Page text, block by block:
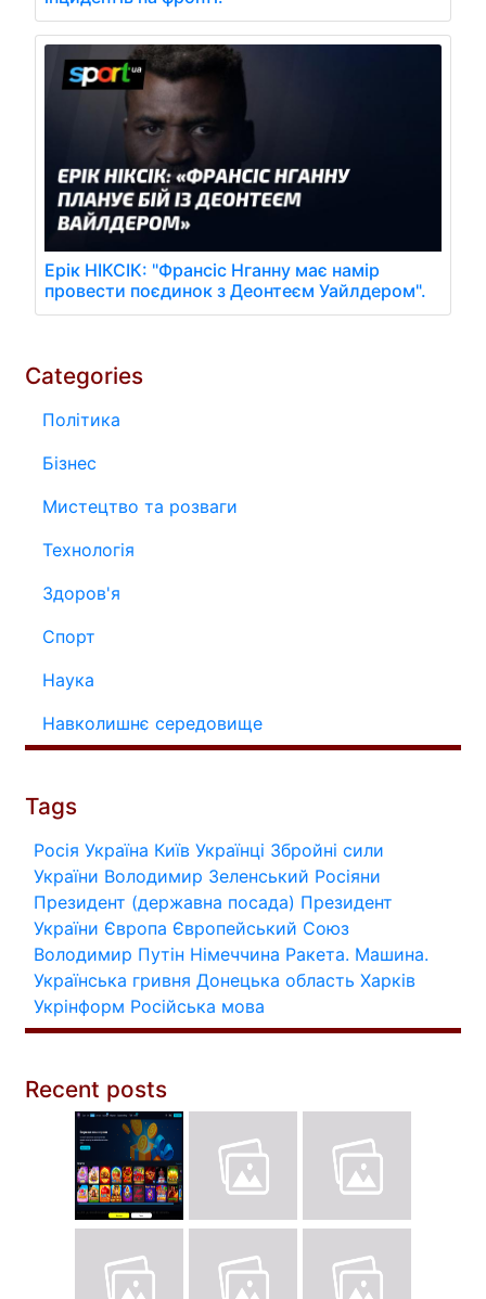
Ерік НІКСІК: "Франсіс Нганну має намір
провести поєдинок з Деонтеєм Уайлдером".
Categories
Політика
Бізнес
Мистецтво та розваги
Технологія
Здоров'я
Спорт
Наука
Навколишнє середовище
Tags
Росія Україна Київ Українці Збройні сили
України Володимир Зеленський Росіяни
Президент (державна посада) Президент
України Європа Європейський Союз
Володимир Путін Німеччина Ракета. Машина.
Українська гривня Донецька область Харків
Укрінформ Російська мова
Recent posts